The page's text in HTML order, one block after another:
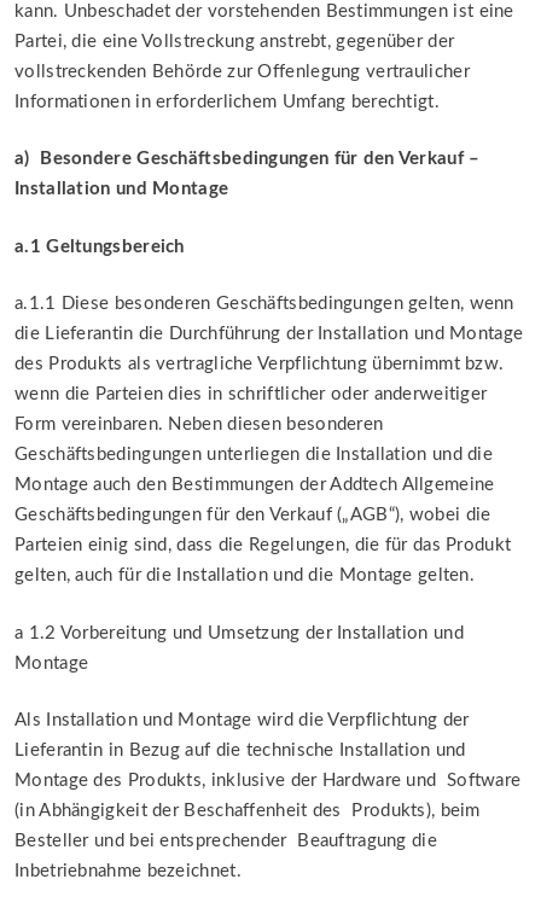
kann. Unbeschadet der vorstehenden Bestimmungen ist eine
Partei, die eine Vollstreckung anstrebt, gegenüber der
vollstreckenden Behörde zur Offenlegung vertraulicher
Informationen in erforderlichem Umfang berechtigt.
a) Besondere Geschäftsbedingungen für den Verkauf –
Installation und Montage
a.1 Geltungsbereich
a.1.1 Diese besonderen Geschäftsbedingungen gelten, wenn
die Lieferantin die Durchführung der Installation und Montage
des Produkts als vertragliche Verpflichtung übernimmt bzw.
wenn die Parteien dies in schriftlicher oder anderweitiger
Form vereinbaren. Neben diesen besonderen
Geschäftsbedingungen unterliegen die Installation und die
Montage auch den Bestimmungen der Addtech Allgemeine
Geschäftsbedingungen für den Verkauf („AGB“), wobei die
Parteien einig sind, dass die Regelungen, die für das Produkt
gelten, auch für die Installation und die Montage gelten.
a 1.2 Vorbereitung und Umsetzung der Installation und
Montage
Als Installation und Montage wird die Verpflichtung der
Lieferantin in Bezug auf die technische Installation und
Montage des Produkts, inklusive der Hardware und Software
(in Abhängigkeit der Beschaffenheit des Produkts), beim
Besteller und bei entsprechender Beauftragung die
Inbetriebnahme bezeichnet.